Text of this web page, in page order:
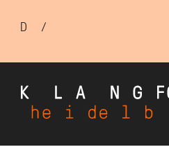
Sprachumschalter
D /